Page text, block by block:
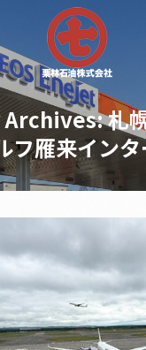
Archives:札
フ雁来イン